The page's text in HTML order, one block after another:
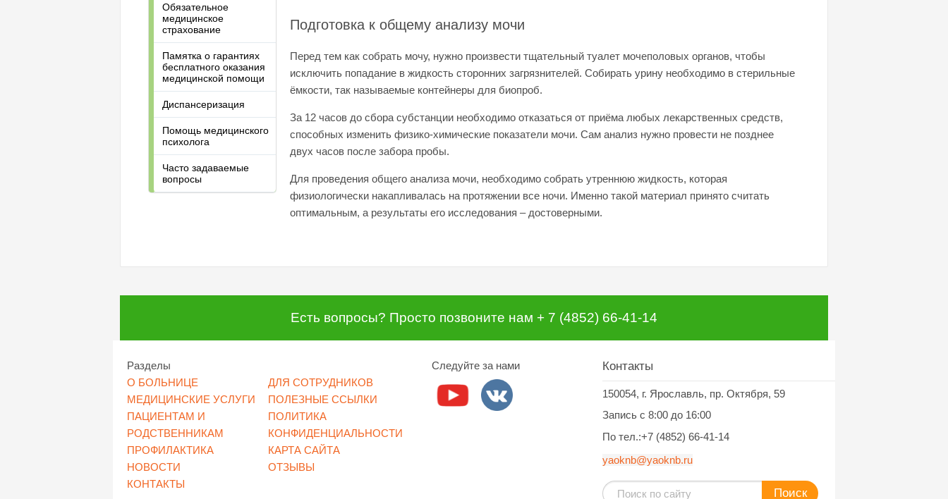
Обязательное
медицинское
страхование
Памятка о гарантиях
бесплатного оказания
медицинской помощи
Диспансеризация
Помощь медицинского
психолога
Часто задаваемые
вопросы
Подготовка к общему анализу мочи
Перед тем как собрать мочу, нужно произвести тщательный туалет мочеполовых органов, чтобы
исключить попадание в жидкость сторонних загрязнителей. Собирать урину необходимо в стерильные
ёмкости, так называемые контейнеры для биопроб.
За 12 часов до сбора субстанции необходимо отказаться от приёма любых лекарственных средств,
способных изменить физико-химические показатели мочи. Сам анализ нужно провести не позднее
двух часов после забора пробы.
Для проведения общего анализа мочи, необходимо собрать утреннюю жидкость, которая
физиологически накапливалась на протяжении все ночи. Именно такой материал принято считать
оптимальным, а результаты его исследования – достоверными.
Есть вопросы? Просто позвоните нам + 7 (4852) 66-41-14
Разделы
О БОЛЬНИЦЕ
МЕДИЦИНСКИЕ УСЛУГИ
ПАЦИЕНТАМ И
РОДСТВЕННИКАМ
ПРОФИЛАКТИКА
НОВОСТИ
КОНТАКТЫ
ДЛЯ СОТРУДНИКОВ
ПОЛЕЗНЫЕ ССЫЛКИ
ПОЛИТИКА
КОНФИДЕНЦИАЛЬНОСТИ
КАРТА САЙТА
ОТЗЫВЫ
Следуйте за нами Контакты
150054, г. Ярославль, пр. Октября, 59
Запись c 8:00 до 16:00
По тел.:+7 (4852) 66-41-14
yaoknb@yaoknb.ru
Поиск